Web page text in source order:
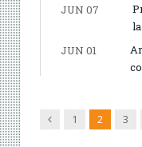
JUN 07
JUN 01
Anterior
1 2 3